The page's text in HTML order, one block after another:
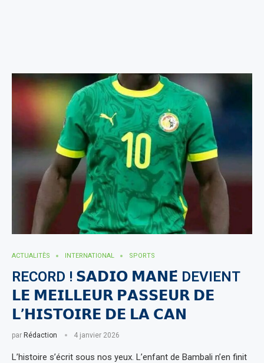
ACTUALITÈS INTERNATIONAL SPORTS
RECORD ! 𝗦𝗔𝗗𝗜𝗢 𝗠𝗔𝗡𝗘́ DEVIENT
𝗟𝗘 𝗠𝗘𝗜𝗟𝗟𝗘𝗨𝗥 𝗣𝗔𝗦𝗦𝗘𝗨𝗥 𝗗𝗘
𝗟’𝗛𝗜𝗦𝗧𝗢𝗜𝗥𝗘 𝗗𝗘 𝗟𝗔 𝗖𝗔𝗡
par Rédaction 4 janvier 2026
L’histoire s’écrit sous nos yeux. L’enfant de Bambali n’en finit